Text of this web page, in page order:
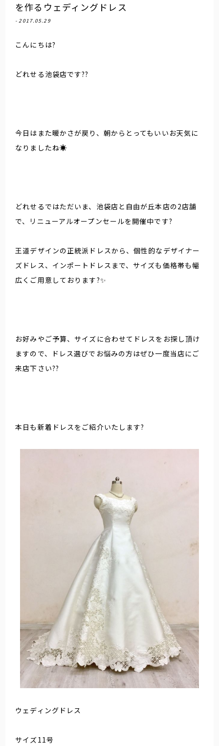
を作るウェディングドレス
- 2017.05.29
こんにちは?
どれせる池袋店です??
今日はまた暖かさが戻り、朝からとってもいいお天気に
なりましたね☀️
どれせるではただいま、池袋店と自由が丘本店の2店舗
で、リニューアルオープンセールを開催中です?
王道デザインの正統派ドレスから、個性的なデザイナー
ズドレス、インポートドレスまで、サイズも価格帯も幅
広くご用意しております?✨
お好みやご予算、サイズに合わせてドレスをお探し頂け
ますので、ドレス選びでお悩みの方はぜひ一度当店にご
来店下さい??
本日も新着ドレスをご紹介いたします?
ウェディングドレス
サイズ11号